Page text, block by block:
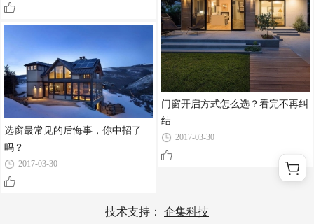
选窗最常见的后悔事，你中招了
吗？
2017-03-30
门窗开启方式怎么选？看完不再纠
结
2017-03-30
技术支持： 企集科技